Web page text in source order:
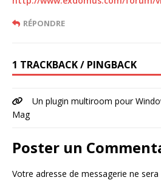
RÉPONDRE
1 TRACKBACK / PINGBACK
Un plugin multiroom pour
Mag
Poster un
Votre adresse de messagerie ne sera